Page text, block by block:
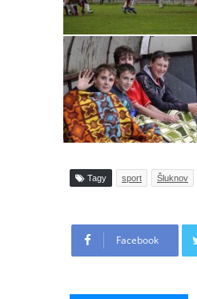
Tagy sport Šluknov
Facebook